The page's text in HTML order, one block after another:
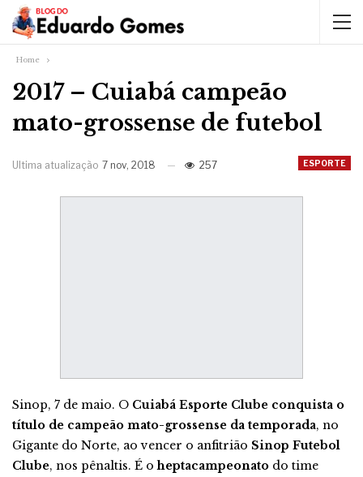
Home
2017 – Cuiabá campeão
mato-grossense de futebol
ESPORTE
Ultima atualização 7 nov, 2018 257
Sinop, 7 de maio. O Cuiabá Esporte Clube conquista o
título de campeão mato-grossense da temporada, no
Gigante do Norte, ao vencer o anfitrião Sinop Futebol
Clube, nos pênaltis. É o heptacampeonato do time